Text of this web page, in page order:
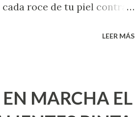
roce de tu piel contra
no conoces ni la mitad de
ya han tenido relaciones
LEER MÁS
MARCHA EL